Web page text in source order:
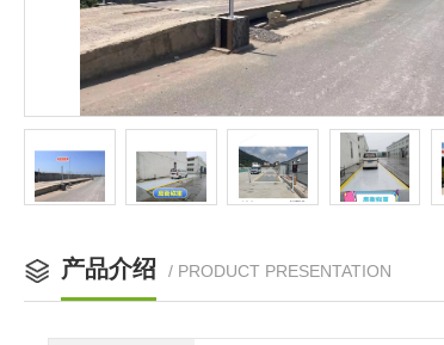
产品介绍 / PRODUCT PRESENTATION